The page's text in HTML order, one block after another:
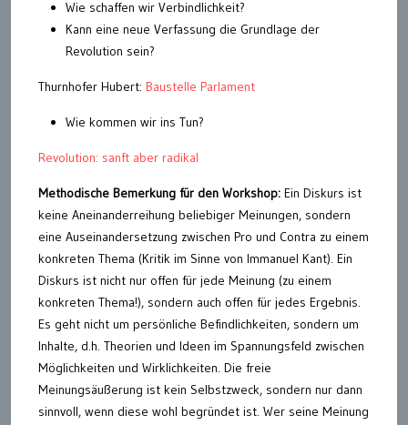
Wie schaffen wir Verbindlichkeit?
Kann eine neue Verfassung die Grundlage der
Revolution sein?
Thurnhofer Hubert: Baustelle Parlament
Wie kommen wir ins Tun?
Revolution: sanft aber radikal
Methodische Bemerkung für den Workshop: Ein Diskurs ist
keine Aneinanderreihung beliebiger Meinungen, sondern
eine Auseinandersetzung zwischen Pro und Contra zu einem
konkreten Thema (Kritik im Sinne von Immanuel Kant). Ein
Diskurs ist nicht nur offen für jede Meinung (zu einem
konkreten Thema!), sondern auch offen für jedes Ergebnis.
Es geht nicht um persönliche Befindlichkeiten, sondern um
Inhalte, d.h. Theorien und Ideen im Spannungsfeld zwischen
Möglichkeiten und Wirklichkeiten. Die freie
Meinungsäußerung ist kein Selbstzweck, sondern nur dann
sinnvoll, wenn diese wohl begründet ist. Wer seine Meinung